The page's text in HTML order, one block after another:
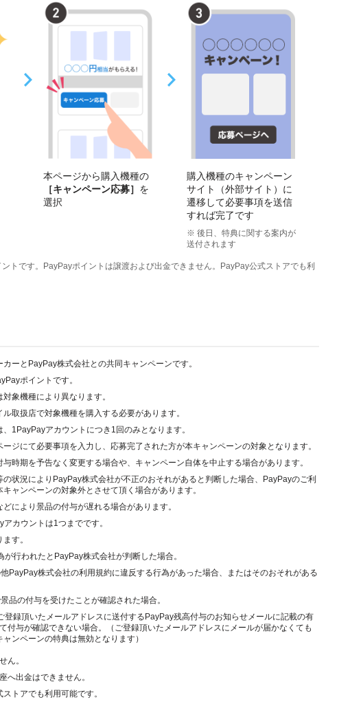
本ページから購入機種の
［キャンペーン応募］ を
選択
購入機種のキャンペーン
サイト（外部サイト）に
遷移して必要事項を送信
すれば完了です
※ 後日、特典に関する案内が
送付されます
トです。PayPayポイントは譲渡および出金できません。PayPay公式ストアでも利
ーとPayPay株式会社との共同キャンペーンです。
ポイントです。
象機種により異なります。
取扱店で対象機種を購入する必要があります。
1PayPayアカウントにつき1回のみとなります。
ージにて必要事項を入力し、応募完了された方が本キャンペーンの対象となります。
与時期を予告なく変更する場合や、キャンペーン自体を中止する場合があります。
の状況によりPayPay株式会社が不正のおそれがあると判断した場合、PayPayのご利
ャンペーンの対象外とさせて頂く場合があります。
により景品の付与が遅れる場合があります。
カウントは1つまでです。
す。
行われたとPayPay株式会社が判断した場合。
PayPay株式会社の利用規約に違反する行為があった場合、またはそのおそれがある
品の付与を受けたことが確認された場合。
登録頂いたメールアドレスに送付するPayPay残高付与のお知らせメールに記載の有
付与が確認できない場合。（ご登録頂いたメールアドレスにメールが届かなくても
ンペーンの特典は無効となります）
ん。
へ出金はできません。
トアでも利用可能です。